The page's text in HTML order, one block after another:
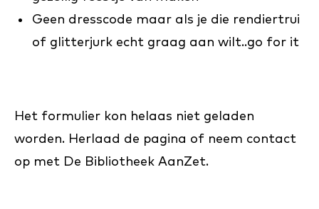
Geen dresscode maar als je die rendiertrui
of glitterjurk echt graag aan wilt..go for it
Het formulier kon helaas niet geladen
worden. Herlaad de pagina of neem contact
op met De Bibliotheek AanZet.